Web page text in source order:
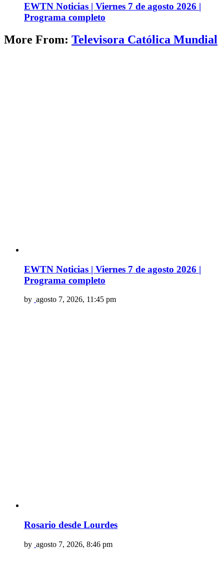
EWTN Noticias | Viernes 7 de agosto 2026 |
Programa completo
More From: Televisora Católica Mundial
EWTN Noticias | Viernes 7 de agosto 2026 |
Programa completo
by agosto 7, 2026, 11:45 pm
Rosario desde Lourdes
by agosto 7, 2026, 8:46 pm